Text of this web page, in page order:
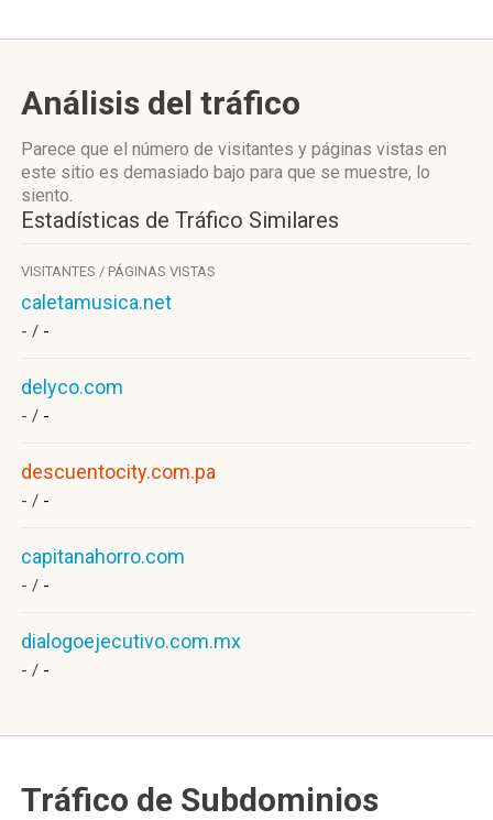
Análisis del tráfico
Parece que el número de visitantes y páginas vistas en
este sitio es demasiado bajo para que se muestre, lo
siento.
Estadísticas de Tráfico Similares
VISITANTES / PÁGINAS VISTAS
caletamusica.net
- / -
delyco.com
- / -
descuentocity.com.pa
- / -
capitanahorro.com
- / -
dialogoejecutivo.com.mx
- / -
Tráfico de Subdominios